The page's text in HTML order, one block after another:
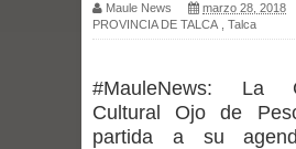
virus respiratorios
desafío guerreros
Maule News
marzo 28, 2018
PROVINCIA DE TALCA
Talca
#MauleNews: La
Cultural Ojo de
partida a su